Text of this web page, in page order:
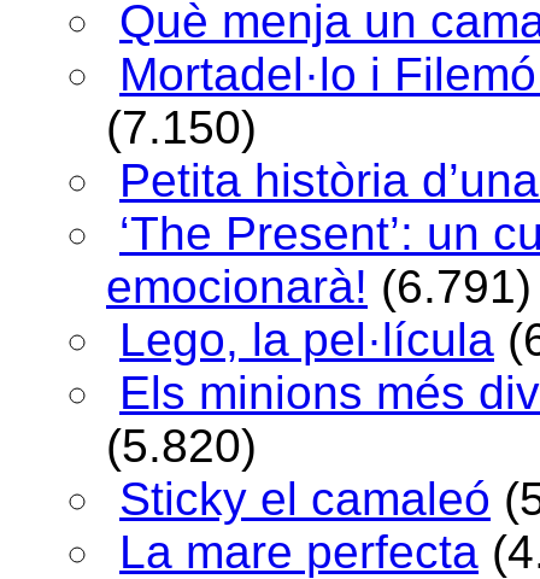
Què menja un
Mortadel·lo i
(7.150)
Petita història
‘The Present’: un
emocionarà! (6.791)
Lego, la pel·lícula
Els minions més
(5.820)
Sticky el camaleó
La mare perfecta